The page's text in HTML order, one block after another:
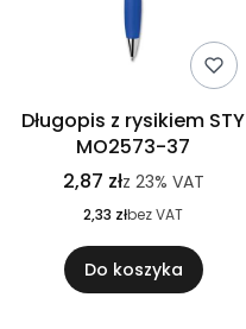
Długopis z rysikiem STY
MO2573-37
2,87 złz 23% VAT
2,33 złbez VAT
Do koszyka